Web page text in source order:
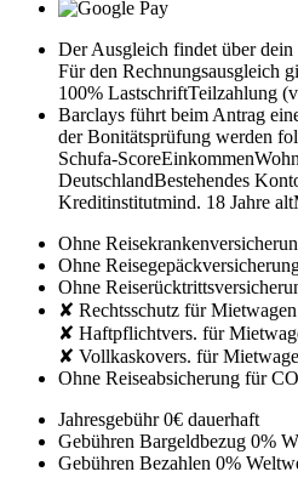
Der Ausgleich findet über dein
Für den Rechnungsausgleich
100% LastschriftTeilzahlung
Barclays führt beim Antrag
der Bonitätsprüfung werden
Schufa-ScoreEinkommen
DeutschlandBestehendes
Kreditinstitutmind. 18 Jahre alt
Ohne
Ohne
Ohne
✘ Rechtsschutz für Mietwagen
✘ Haftpflichtvers. für
✘ Vollkaskovers. für
Ohne Reiseabsicherung für
Jahresgebühr 0€ dauerhaft
Gebühren Bargeldbezug 0%
Gebühren Bezahlen 0%